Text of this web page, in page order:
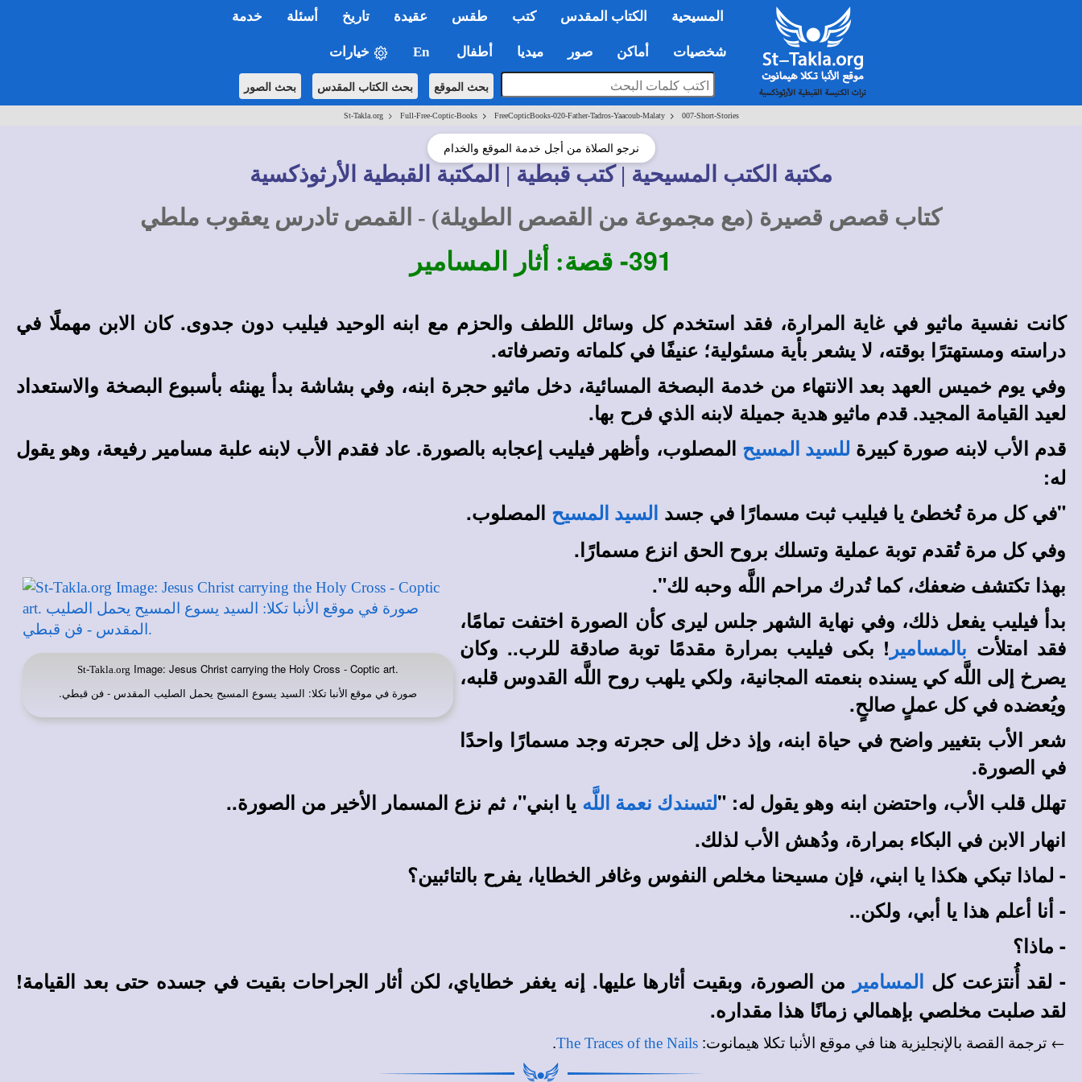
المسيحية الكتاب المقدس كتب طقس عقيدة تاريخ أسئلة خدمة
شخصيات أماكن صور ميديا أطفال En خيارات
بحث الموقع بحث الكتاب المقدس بحث الصور
St-Takla.org> Full-Free-Coptic-Books> FreeCopticBooks-020-Father-Tadros-Yaacoub-Malaty> 007-Short-Stories
نرجو الصلاة من أجل خدمة الموقع والخدام
مكتبة الكتب المسيحية | كتب قبطية | المكتبة القبطية الأرثوذكسية
كتاب قصص قصيرة (مع مجموعة من القصص الطويلة) - القمص تادرس يعقوب ملطي
391- قصة: أثار المسامير
كانت نفسية ماثيو في غاية المرارة، فقد استخدم كل وسائل اللطف والحزم مع ابنه الوحيد فيليب دون جدوى. كان الابن مهملًا في
دراسته ومستهترًا بوقته، لا يشعر بأية مسئولية؛ عنيفًا في كلماته وتصرفاته.
وفي يوم خميس العهد بعد الانتهاء من خدمة البصخة المسائية، دخل ماثيو حجرة ابنه، وفي بشاشة بدأ يهنئه بأسبوع البصخة والاستعداد
لعيد القيامة المجيد. قدم ماثيو هدية جميلة لابنه الذي فرح بها.
قدم الأب لابنه صورة كبيرة للسيد المسيح المصلوب، وأظهر فيليب إعجابه بالصورة. عاد فقدم الأب لابنه علبة مسامير رفيعة، وهو يقول
له:
"في كل مرة تُخطئ يا فيليب ثبت مسمارًا في جسد
السيد المسيح المصلوب.
وفي كل مرة تُقدم توبة عملية وتسلك بروح الحق انزع مسمارًا.
St-Takla.org Image: Jesus Christ carrying the Holy Cross - Coptic art.
صورة في موقع الأنبا تكلا: السيد يسوع المسيح يحمل الصليب المقدس - فن قبطي.
بهذا تكتشف ضعفك، كما تُدرك مراحم اللَّه وحبه لك".
بدأ فيليب يفعل ذلك، وفي نهاية الشهر جلس ليرى كأن الصورة اختفت تمامًا،
فقد امتلأت بالمسامير ! بكى فيليب بمرارة مقدمًا توبة صادقة للرب.. وكان
يصرخ إلى اللَّه كي يسنده بنعمته المجانية، ولكي يلهب روح اللَّه القدوس قلبه،
ويُعضده في كل عملٍ صالحٍ.
شعر الأب بتغيير واضح في حياة ابنه، وإذ دخل إلى حجرته وجد مسمارًا واحدًا
في الصورة.
تهلل قلب الأب، واحتضن ابنه وهو يقول له: "لتسندك نعمة اللَّه يا ابني"، ثم نزع المسمار الأخير من الصورة..
انهار الابن في البكاء بمرارة، ودُهش الأب لذلك.
- لماذا تبكي هكذا يا ابني، فإن مسيحنا مخلص النفوس وغافر الخطايا، يفرح بالتائبين؟
- أنا أعلم هذا يا أبي، ولكن..
- ماذا؟
- لقد أُنتزعت كل
المسامير
من الصورة، وبقيت أثارها عليها. إنه يغفر خطاياي، لكن أثار الجراحات بقيت في جسده حتى بعد القيامة!
لقد صلبت مخلصي بإهمالي زمانًا هذا مقداره.
← ترجمة القصة بالإنجليزية هنا في موقع الأنبا تكلا هيمانوت:
The Traces of the Nails
.